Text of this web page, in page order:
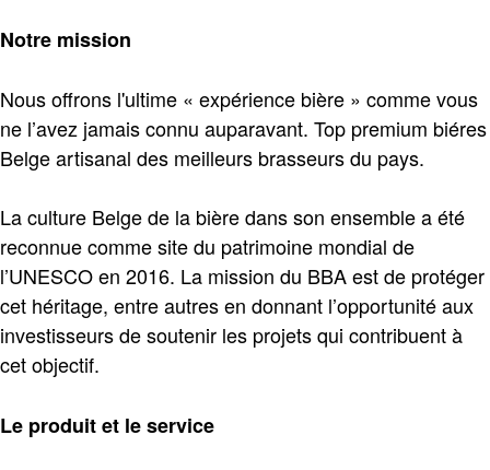
Notre mission
Nous offrons l'ultime « expérience bière » comme vous
ne l’avez jamais connu auparavant. Top premium biéres
Belge artisanal des meilleurs brasseurs du pays.
La culture Belge de la bière dans son ensemble a été
reconnue comme site du patrimoine mondial de
l’UNESCO en 2016. La mission du BBA est de protéger
cet héritage, entre autres en donnant l’opportunité aux
investisseurs de soutenir les projets qui contribuent à
cet objectif.
Le produit et le service